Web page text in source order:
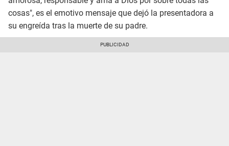
cosas", es el emotivo mensaje que dejó la presentadora a
su engreída tras la muerte de su padre.